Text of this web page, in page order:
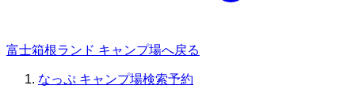
富士箱根ランド キャンプ場へ戻る
なっぷ キャンプ場検索予約